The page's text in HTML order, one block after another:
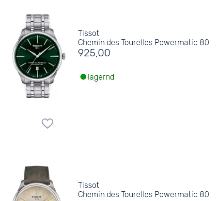
Tissot
Chemin des Tourelles Powermatic 80
925,00
lagernd
Tissot
Chemin des Tourelles Powermatic 80